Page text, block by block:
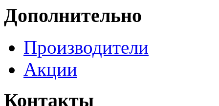
Дополнительно
Производители
Акции
Контакты